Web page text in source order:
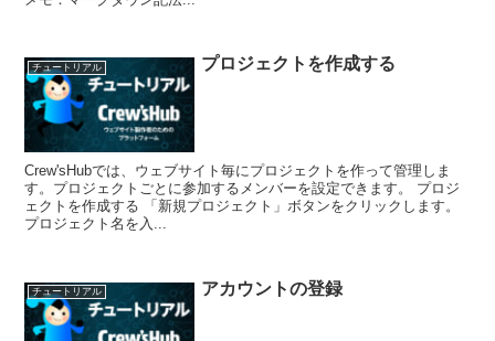
チュートリアル プロジェクトを作成する
Crew'sHubでは、ウェブサイト毎にプロジェクトを作って管理しま
す。プロジェクトごとに参加するメンバーを設定できます。 プロジ
ェクトを作成する 「新規プロジェクト」ボタンをクリックします。
プロジェクト名を入...
チュートリアル アカウントの登録